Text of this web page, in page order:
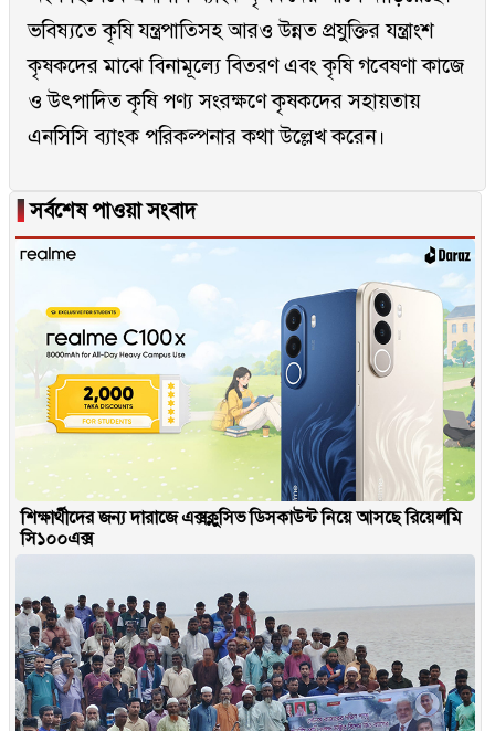
ভবিষ্যতে কৃষি যন্ত্রপাতিসহ আরও উন্নত প্রযুক্তির যন্ত্রাংশ
কৃষকদের মাঝে বিনামূল্যে বিতরণ এবং কৃষি গবেষণা কাজে
ও উৎপাদিত কৃষি পণ্য সংরক্ষণে কৃষকদের সহায়তায়
এনসিসি ব্যাংক পরিকল্পনার কথা উল্লেখ করেন।
▐সর্বশেষ পাওয়া সংবাদ
শিক্ষার্থীদের জন্য দারাজে এক্সক্লুসিভ ডিসকাউন্ট নিয়ে আসছে রিয়েলমি
সি১০০এক্স